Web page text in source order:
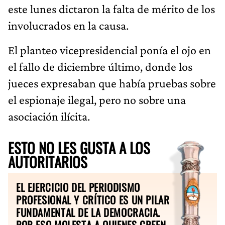
este lunes dictaron la falta de mérito de los
involucrados en la causa.
El planteo vicepresidencial ponía el ojo en
el fallo de diciembre último, donde los
jueces expresaban que había pruebas sobre
el espionaje ilegal, pero no sobre una
asociación ilícita.
ESTO NO LES GUSTA A LOS
AUTORITARIOS
EL EJERCICIO DEL PERIODISMO
PROFESIONAL Y CRÍTICO ES UN PILAR
FUNDAMENTAL DE LA DEMOCRACIA.